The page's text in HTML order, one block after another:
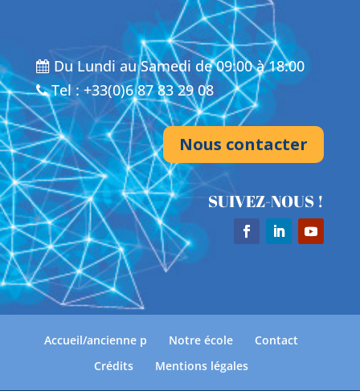
Du Lundi au Samedi de 09:00 à 18:00
Tel : +33(0)6 87 83 29 08
Nous contacter
SUIVEZ-NOUS !
Accueil/ancienne p Notre école
Contact
Crédits
Mentions légales